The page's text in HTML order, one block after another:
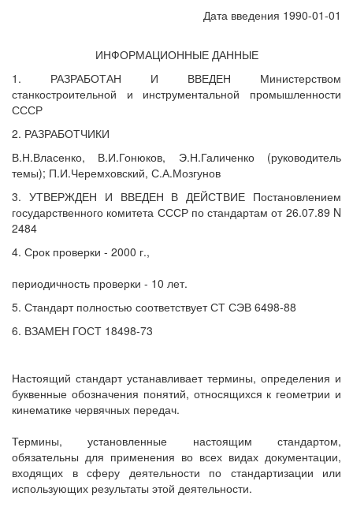
Дата введения 1990-01-01
ИНФОРМАЦИОННЫЕ ДАННЫЕ
1. РАЗРАБОТАН И ВВЕДЕН Министерством
станкостроительной и инструментальной промышленности
СССР
2. РАЗРАБОТЧИКИ
В.Н.Власенко, В.И.Гонюков, Э.Н.Галиченко (руководитель
темы); П.И.Черемховский, С.А.Мозгунов
3. УТВЕРЖДЕН И ВВЕДЕН В ДЕЙСТВИЕ Постановлением
государственного комитета СССР по стандартам от 26.07.89 N
2484
4. Срок проверки - 2000 г.,
периодичность проверки - 10 лет.
5. Стандарт полностью соответствует СТ СЭВ 6498-88
6. ВЗАМЕН ГОСТ 18498-73
Настоящий стандарт устанавливает термины, определения и
буквенные обозначения понятий, относящихся к геометрии и
кинематике червячных передач.
Термины, установленные настоящим стандартом,
обязательны для применения во всех видах документации,
входящих в сферу деятельности по стандартизации или
использующих результаты этой деятельности.